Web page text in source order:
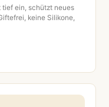
ein, schützt neues
keine Silikone,